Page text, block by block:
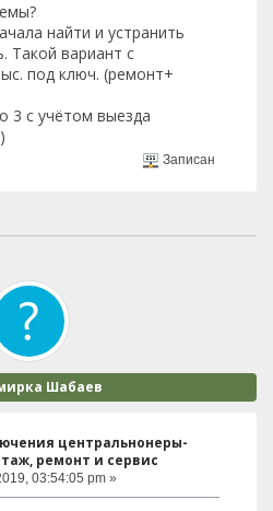
найти и устранить
Такой вариант с
под ключ. (ремонт+
3 с учётом выезда
Записан
Шабаев
центральнонеры-
ремонт и сервис
03:54:05 pm »